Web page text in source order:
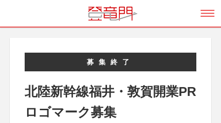
募集終了
北陸新幹線福井・敦賀開業PR
ロゴマーク募集